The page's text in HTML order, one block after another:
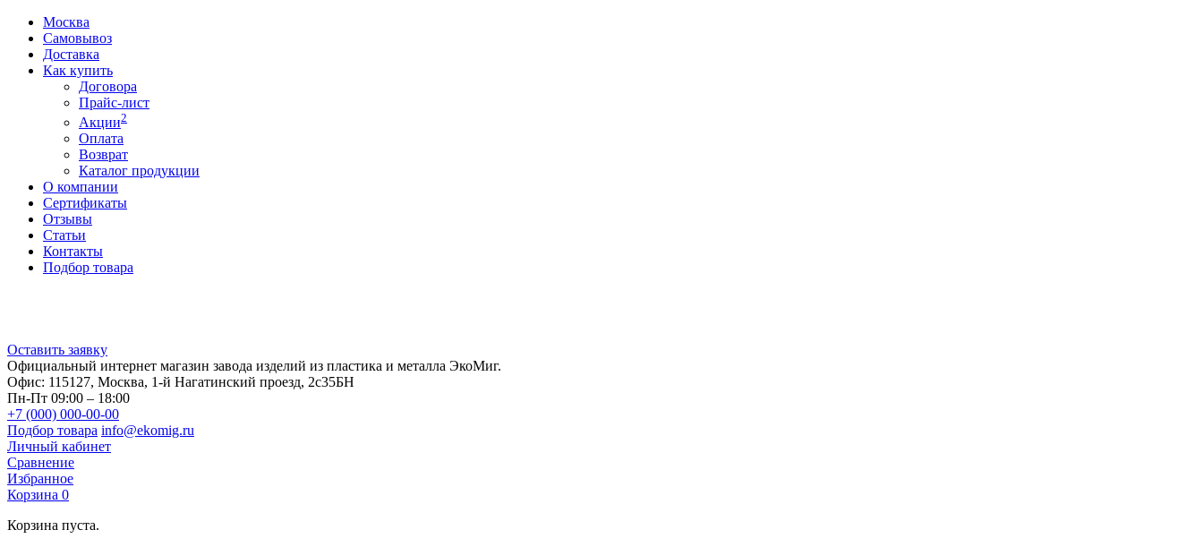
Москва
Самовывоз
Доставка
Как купить
Договора
Прайс-лист
Акции2
Оплата
Возврат
Каталог продукции
О компании
Сертификаты
Отзывы
Статьи
Контакты
Подбор товара
Оставить заявку
Официальный интернет магазин завода изделий из пластика и металла ЭкоМиг.
Офис: 115127, Москва, 1-й Нагатинский проезд, 2с35БН
Пн-Пт 09:00 – 18:00
+7 (000) 000-00-00
Подбор товара info@ekomig.ru
Личный кабинет
Сравнение
Избранное
Корзина 0
Корзина пуста.